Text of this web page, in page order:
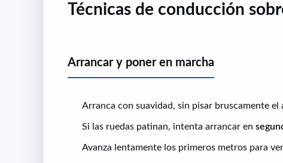
Técnicas de conducción
Arrancar y poner en marcha
Arranca con suavidad, sin pisar bruscamente el
Si las ruedas patinan, intenta arrancar en
Avanza lentamente los primeros metros para